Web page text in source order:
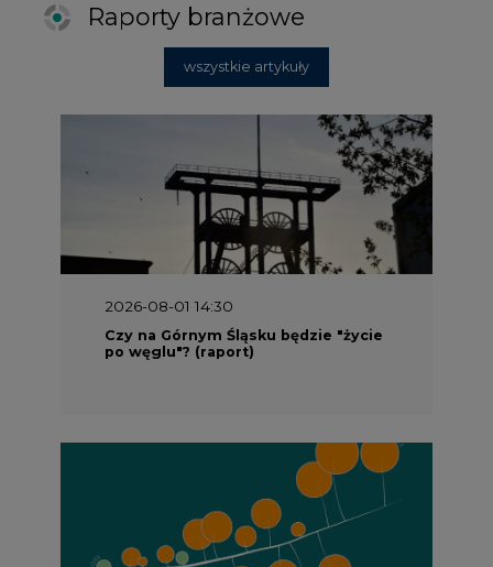
Raporty branżowe
wszystkie artykuły
2026-08-01 14:30
Czy na Górnym Śląsku będzie "życie
po węglu"? (raport)